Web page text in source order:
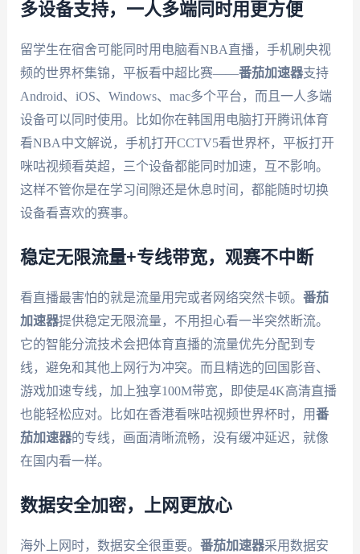
多设备支持，一人多端同时用更方便
留学生在宿舍可能同时用电脑看NBA直播，手机刷央视
频的世界杯集锦，平板看中超比赛——番茄加速器支持
Android、iOS、Windows、mac多个平台，而且一人多端
设备可以同时使用。比如你在韩国用电脑打开腾讯体育
看NBA中文解说，手机打开CCTV5看世界杯，平板打开
咪咕视频看英超，三个设备都能同时加速，互不影响。
这样不管你是在学习间隙还是休息时间，都能随时切换
设备看喜欢的赛事。
稳定无限流量+专线带宽，观赛不中断
看直播最害怕的就是流量用完或者网络突然卡顿。 番茄
加速器提供稳定无限流量，不用担心看一半突然断流。
它的智能分流技术会把体育直播的流量优先分配到专
线，避免和其他上网行为冲突。而且精选的回国影音、
游戏加速专线，加上独享100M带宽，即使是4K高清直播
也能轻松应对。比如在香港看咪咕视频世界杯时，用番
茄加速器的专线，画面清晰流畅，没有缓冲延迟，就像
在国内看一样。
数据安全加密，上网更放心
海外上网时，数据安全很重要。 番茄加速器采用数据安